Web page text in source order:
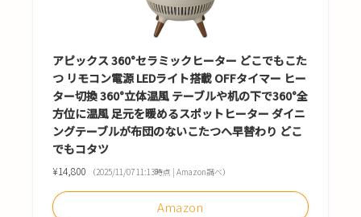
アピックス 360°セラミックヒーター どこでもこた
つ リモコン電源 LEDライト搭載 OFFタイマー ヒー
ター切換 360°立体温風 テーブルや机の下で360°全
方位に温風 足元を暖めるスポットヒーター ダイニ
ングテーブルが布団のないこたつへ早替わり どこ
でもコタツ
¥14,800 （2025/11/07 11:13時点 | Amazon調べ）
Amazon